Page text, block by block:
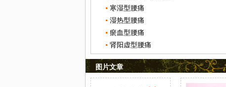
寒湿型腰痛
湿热型腰痛
瘀血型腰痛
肾阳虚型腰痛
图片文章